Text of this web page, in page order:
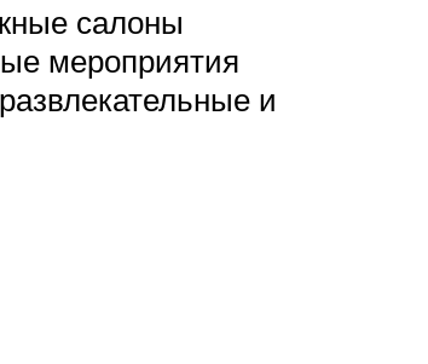
салоны
мероприятия
и